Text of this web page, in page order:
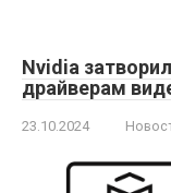
Nvidia
драйверам
23.10.2024